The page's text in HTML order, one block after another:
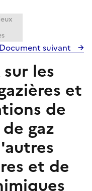
Document suivant
sur les
et
de
gaz
et de